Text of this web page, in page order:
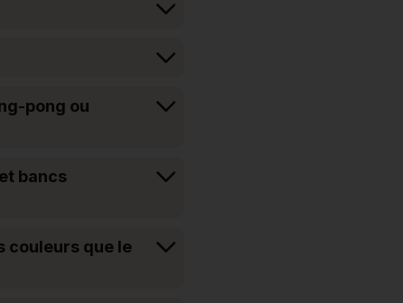
pong ou
bancs
couleurs que le